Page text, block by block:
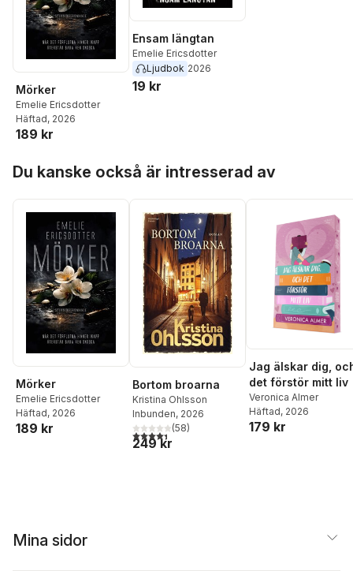
Mörker
Emelie Ericsdotter
Häftad, 2026
189 kr
Ensam längtan
Emelie Ericsdotter
Ljudbok 2026
19 kr
Du kanske också är intresserad av
Mörker
Emelie Ericsdotter
Häftad, 2026
189 kr
Bortom broarna
Kristina Ohlsson
Inbunden, 2026
4,4utav 5 stjärnor. Totalt antal röster:
(58)
249 kr
Jag älskar dig,
det förstör mitt liv
Veronica Almer
Häftad, 2026
179 kr
Mina sidor